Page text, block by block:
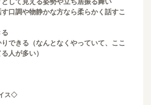
す口調や物静かな方なら柔らかく話すこ
る
りできる（なんとなくやっていて、ここ
人が多い）
ス◇